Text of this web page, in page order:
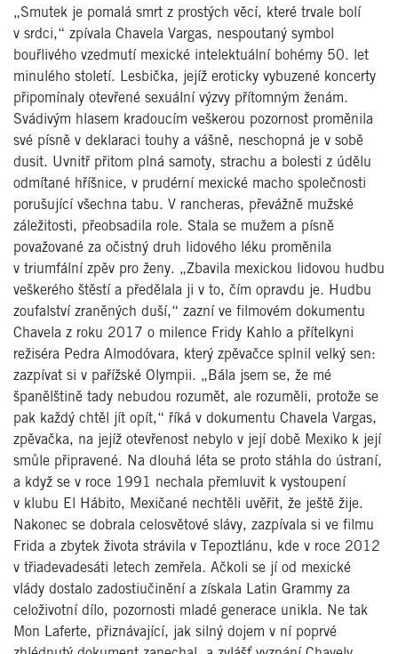
„Smutek je pomalá smrt z prostých věcí, které trvale bolí
v srdci,“ zpívala Chavela Vargas, nespoutaný symbol
bouřlivého vzedmutí mexické intelektuální bohémy 50. let
minulého století. Lesbička, jejíž eroticky vybuzené koncerty
připomínaly otevřené sexuální výzvy přítomným ženám.
Svádivým hlasem kradoucím veškerou pozornost proměnila
své písně v deklaraci touhy a vášně, neschopná je v sobě
dusit. Uvnitř přitom plná samoty, strachu a bolesti z údělu
odmítané hříšnice, v prudérní mexické macho společnosti
porušující všechna tabu. V rancheras, převážně mužské
záležitosti, přeobsadila role. Stala se mužem a písně
považované za očistný druh lidového léku proměnila
v triumfální zpěv pro ženy. „Zbavila mexickou lidovou hudbu
veškerého štěstí a předělala ji v to, čím opravdu je. Hudbu
zoufalství zraněných duší,“ zazní ve filmovém dokumentu
Chavela z roku 2017 o milence Fridy Kahlo a přítelkyni
režiséra Pedra Almodóvara, který zpěvačce splnil velký sen:
zazpívat si v pařížské Olympii. „Bála jsem se, že mé
španělštině tady nebudou rozumět, ale rozuměli, protože se
pak každý chtěl jít opít,“ říká v dokumentu Chavela Vargas,
zpěvačka, na jejíž otevřenost nebylo v její době Mexiko k její
smůle připravené. Na dlouhá léta se proto stáhla do ústraní,
a když se v roce 1991 nechala přemluvit k vystoupení
v klubu El Hábito, Mexičané nechtěli uvěřit, že ještě žije.
Nakonec se dobrala celosvětové slávy, zazpívala si ve filmu
Frida a zbytek života strávila v Tepoztlánu, kde v roce 2012
v třiadevadesáti letech zemřela. Ačkoli se jí od mexické
vlády dostalo zadostiučinění a získala Latin Grammy za
celoživotní dílo, pozornosti mladé generace unikla. Ne tak
Mon Laferte, přiznávající, jak silný dojem v ní poprvé